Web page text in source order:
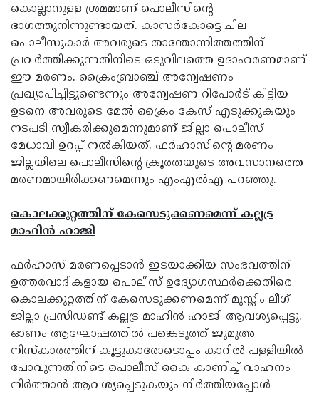
കൊല്ലാനുള്ള ശ്രമമാണ് പൊലീസിന്റെ
ഭാഗത്തുനിന്നുണ്ടായത്. കാസര്‍കോട്ടെ ചില
പൊലീസുകാര്‍ അവരുടെ താന്തോന്നിത്തത്തിന്
പ്രവര്‍ത്തിക്കുന്നതിനിടെ ഒടുവിലത്തെ ഉദാഹരണമാണ്
ഈ മരണം. ക്രൈംബ്രാഞ്ച് അന്വേഷണം
പ്രഖ്യാപിച്ചിട്ടുണ്ടെന്നും അന്വേഷണ റിപോര്‍ട് കിട്ടിയ
ഉടനെ അവരുടെ മേല്‍ ക്രൈം കേസ് എടുക്കുകയും
നടപടി സ്വീകരിക്കുമെന്നുമാണ് ജില്ലാ പൊലീസ്
മേധാവി ഉറപ്പ് നല്‍കിയത്. ഫര്‍ഹാസിന്റെ മരണം
ജില്ലയിലെ പൊലീസിന്റെ ക്രൂരതയുടെ അവസാനത്തെ
മരണമായിരിക്കണമെന്നും എംഎല്‍എ പറഞ്ഞു.
കൊലക്കുറ്റത്തിന് കേസെടുക്കണമെന്ന് കല്ലട്ര
മാഹിൻ ഹാജി
ഫർഹാസ് മരണപ്പെടാൻ ഇടയാക്കിയ സംഭവത്തിന്
ഉത്തരവാദികളായ പൊലീസ് ഉദ്യോഗസ്ഥർക്കെതിരെ
കൊലക്കുറ്റത്തിന് കേസെടുക്കണമെന്ന് മുസ്ലിം ലീഗ്
ജില്ലാ പ്രസിഡണ്ട് കല്ലട്ര മാഹിൻ ഹാജി ആവശ്യപ്പെട്ടു.
ഓണം ആഘോഷത്തിൽ പങ്കെടുത്ത് ജുമുഅ
നിസ്കാരത്തിന് കൂട്ടുകാരോടൊപ്പം കാറിൽ പള്ളിയിൽ
പോവുന്നതിനിടെ പൊലീസ് കൈ കാണിച്ച് വാഹനം
നിർത്താൻ ആവശ്യപ്പെടുകയും നിർത്തിയപ്പോൾ